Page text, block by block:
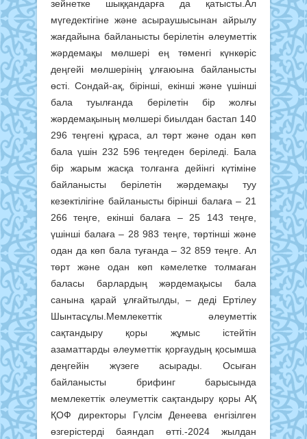
зейнетке шыққандарға да қатысты.Ал
мүгедектігіне және асыраушысынан айрылу
жағдайына байланысты берілетін әлеуметтік
жәрдемақы мөлшері ең төменгі күнкөріс
деңгейі мөлшерінің ұлғаюына байланысты
өсті. Сондай-ақ, бірінші, екінші және үшінші
бала туылғанда берілетін бір жолғы
жәрдемақының мөлшері биылдан бастап 140
296 теңгені құраса, ал төрт және одан көп
бала үшін 232 596 теңгеден беріледі. Бала
бір жарым жасқа толғанға дейінгі күтіміне
байланысты берілетін жәрдемақы туу
кезектілігіне байланысты бірінші балаға – 21
266 теңге, екінші балаға – 25 143 теңге,
үшінші балаға – 28 983 теңге, төртінші және
одан да көп бала туғанда – 32 859 теңге. Ал
төрт және одан көп кәмелетке толмаған
баласы барлардың жәрдемақысы бала
санына қарай ұлғайтылды, – деді Ертілеу
Шынтасұлы.Мемлекеттік әлеуметтік
сақтандыру қоры жұмыс істейтін
азаматтарды әлеуметтік қорғаудың қосымша
деңгейін жүзеге асырады. Осыған
байланысты брифинг барысында
мемлекеттік әлеуметтік сақтандыру қоры АҚ
ҚОФ директоры Гүлсім Денеева енгізілген
өзгерістерді баяндап өтті.-2024 жылдан